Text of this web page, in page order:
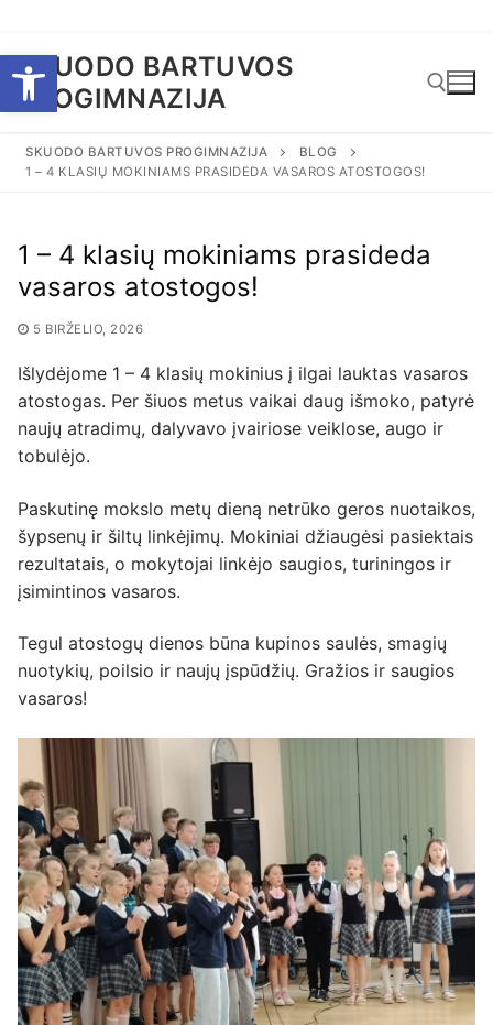
Open toolbar
prie
turinio
SKUODO BARTUVOS
PROGIMNAZIJA
Ieškoti:
SKUODO BARTUVOS PROGIMNAZIJA
BLOG
1 – 4 KLASIŲ MOKINIAMS PRASIDEDA VASAROS ATOSTOGOS!
1 – 4 klasių mokiniams prasideda
vasaros atostogos!
5 BIRŽELIO, 2026
Išlydėjome 1 – 4 klasių mokinius į ilgai lauktas vasaros
atostogas. Per šiuos metus vaikai daug išmoko, patyrė
naujų atradimų, dalyvavo įvairiose veiklose, augo ir
tobulėjo.
Paskutinę mokslo metų dieną netrūko geros nuotaikos,
šypsenų ir šiltų linkėjimų. Mokiniai džiaugėsi pasiektais
rezultatais, o mokytojai linkėjo saugios, turiningos ir
įsimintinos vasaros.
Tegul atostogų dienos būna kupinos saulės, smagių
nuotykių, poilsio ir naujų įspūdžių. Gražios ir saugios
vasaros!